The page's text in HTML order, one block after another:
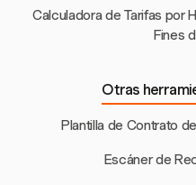
Calculadora de Tarifas por
Fines
Otras
Plantilla de Contrato
Escáner de